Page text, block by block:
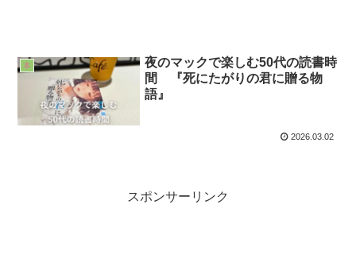
本
夜のマックで楽しむ50代の読書時
間 『死にたがりの君に贈る物
語』
2026.03.02
スポンサーリンク